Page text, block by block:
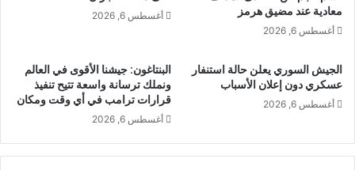
معادية عند مضيق هرمز
أغسطس 6, 2026
أغسطس 6, 2026
الجيش السوري يعلن حالة استنفار
عسكري دون إعلان الأسباب
أغسطس 6, 2026
البنتاغون: جيشنا الأقوى في العالم
ونملك ترسانة واسعة تتيح تنفيذ
قرارات ترامب في أي وقت ومكان
أغسطس 6, 2026